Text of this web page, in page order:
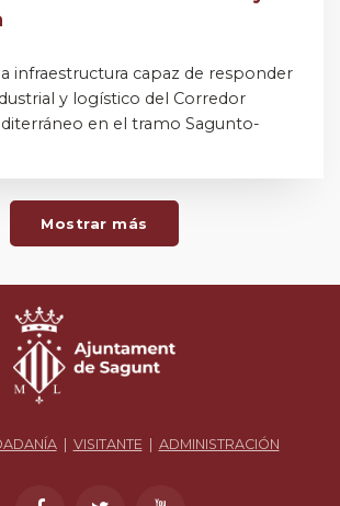
infraestructura capaz de responder
y logístico del Corredor
en el tramo Sagunto-
Mostrar más
| VISITANTE | ADMINISTRACIÓN